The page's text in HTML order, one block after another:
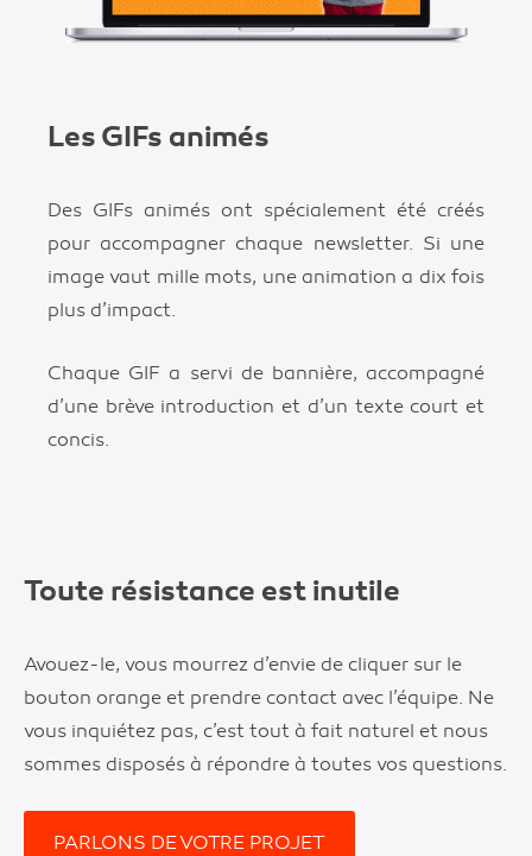
Les GIFs animés
Des GIFs animés ont spécialement été créés
pour accompagner chaque newsletter. Si une
image vaut mille mots, une animation a dix fois
plus d’impact.
Chaque GIF a servi de bannière, accompagné
d’une brève introduction et d’un texte court et
concis.
Toute résistance est inutile
Avouez-le, vous mourrez d’envie de cliquer sur le
bouton orange et prendre contact avec l’équipe. Ne
vous inquiétez pas, c’est tout à fait naturel et nous
sommes disposés à répondre à toutes vos questions.
PARLONS DE VOTRE PROJET